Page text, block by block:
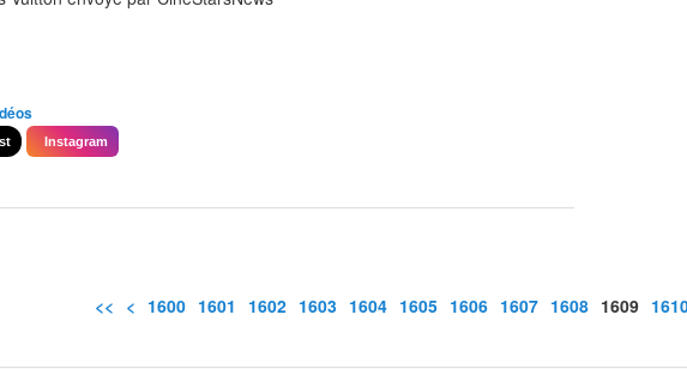
Instagram
<< < 1600 1601 1602 1603 1604 1605 1606 1607 1608 1609